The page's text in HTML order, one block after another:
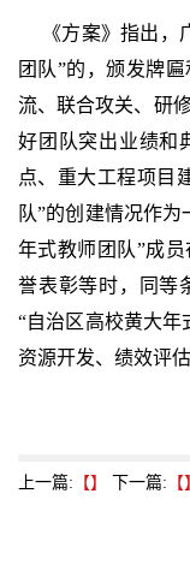
《方案》指出
团队”的，颁发牌
流、联合攻关、研
好团队突出业绩和
点、重大工程项目
队”的创建情况作
年式教师团队”成
誉表彰等时，同等
“自治区高校黄大年
资源开发、绩效评估
上一篇: 【】 下一篇: 【